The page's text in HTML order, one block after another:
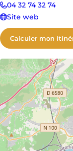
04 32 74 32 74
Site web
Calculer mon